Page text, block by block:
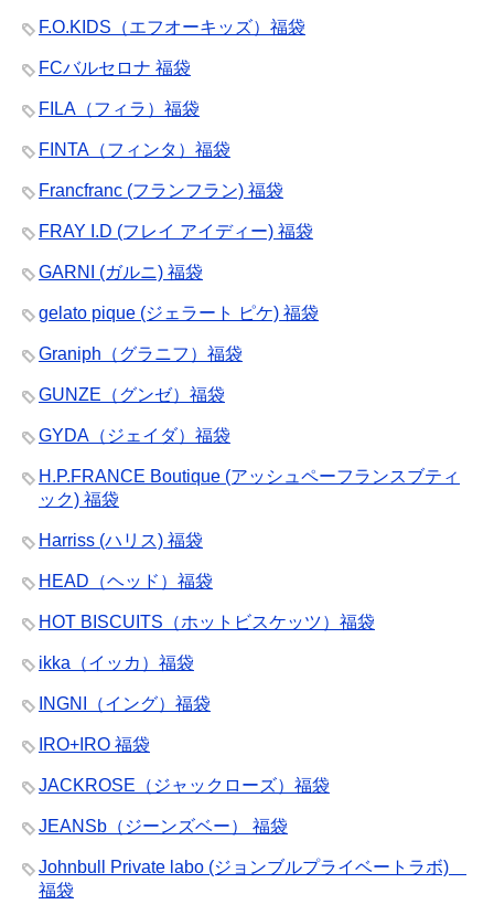
F.O.KIDS（エフオーキッズ）福袋
FCバルセロナ 福袋
FILA（フィラ）福袋
FINTA（フィンタ）福袋
Francfranc (フランフラン) 福袋
FRAY I.D (フレイ アイディー) 福袋
GARNI (ガルニ) 福袋
gelato pique (ジェラート ピケ) 福袋
Graniph（グラニフ）福袋
GUNZE（グンゼ）福袋
GYDA（ジェイダ）福袋
H.P.FRANCE Boutique (アッシュペーフランスブティ
ック) 福袋
Harriss (ハリス) 福袋
HEAD（ヘッド）福袋
HOT BISCUITS（ホットビスケッツ）福袋
ikka（イッカ）福袋
INGNI（イング）福袋
IRO+IRO 福袋
JACKROSE（ジャックローズ）福袋
JEANSb（ジーンズベー） 福袋
Johnbull Private labo (ジョンブルプライベートラボ)
福袋